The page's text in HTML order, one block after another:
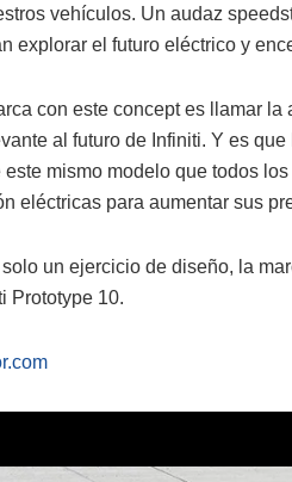
vehículos. Un audaz
explorar el futuro eléctrico y
con este concept es llamar
al futuro de Infiniti. Y es
mismo modelo que todos
eléctricas para aumentar sus
un ejercicio de diseño, la
Prototype 10.